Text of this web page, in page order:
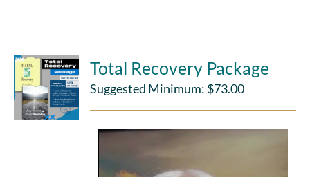
Total Recovery Package
Suggested Minimum: $73.00